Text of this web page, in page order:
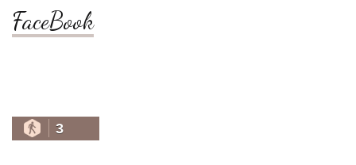
FaceBook
3